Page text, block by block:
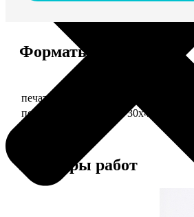
Форматы и цены
печать фото на холсте 30х40 на
печать фото на холсте 30х40 в раме
Примеры работ